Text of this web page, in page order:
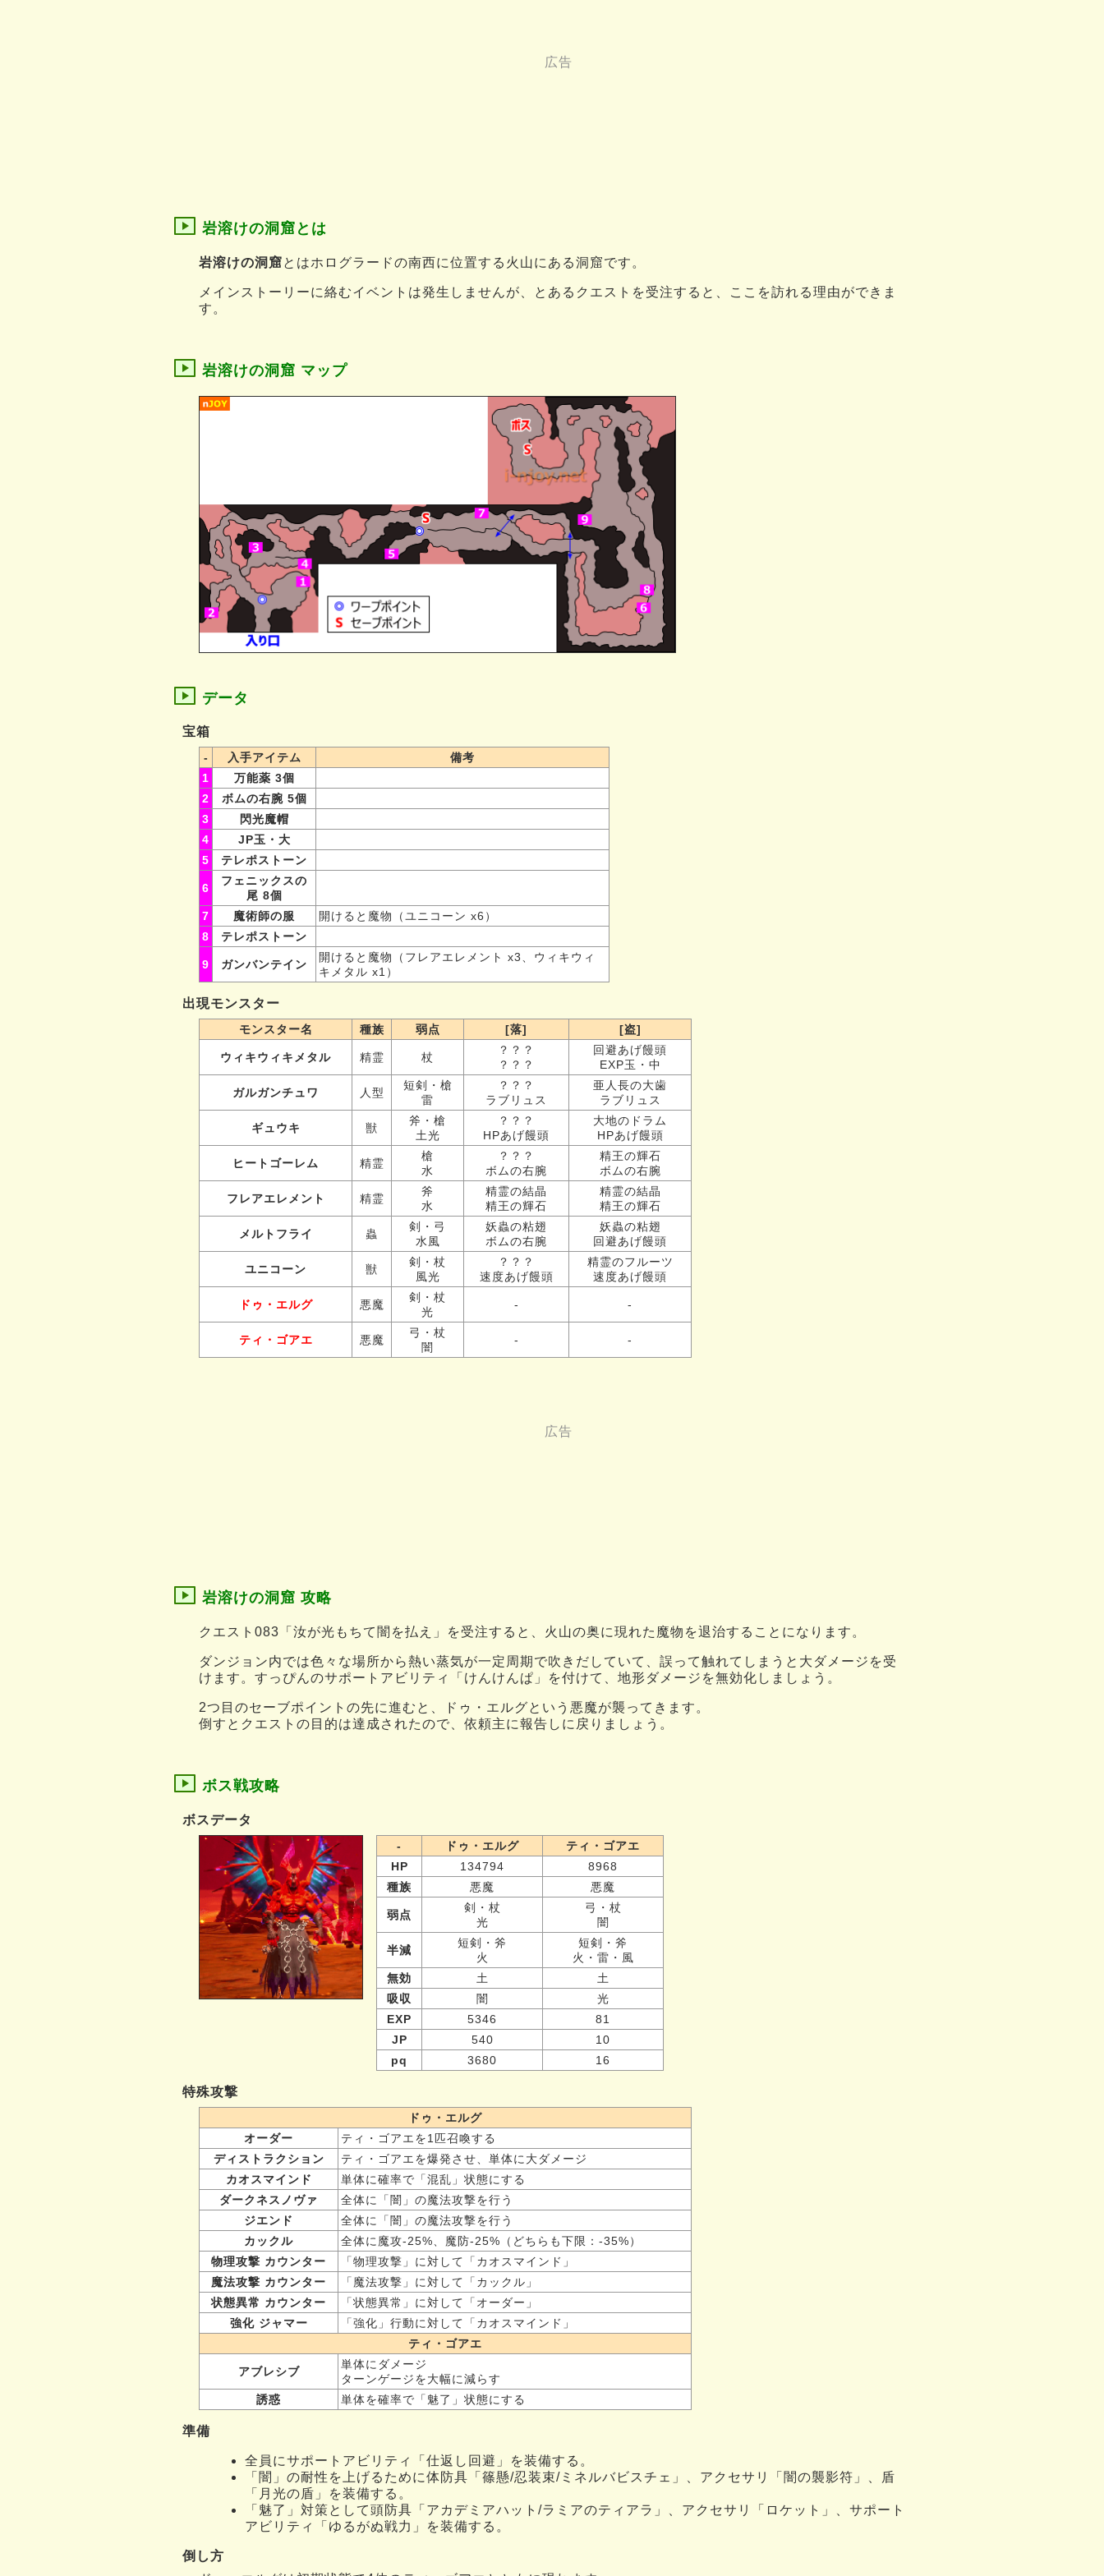
岩溶けの洞窟とは
岩溶けの洞窟とはホログラードの南西に位置する火山にある洞窟です。
メインストーリーに絡むイベントは発生しませんが、とあるクエストを受注すると、ここを訪れる理由ができま
す。
岩溶けの洞窟 マップ
データ
宝箱
- 入手アイテム
備考
1
万能薬 3個
2
ボムの右腕 5個
3
閃光魔帽
4
JP玉・大
5
テレポストーン
6
フェニックスの
尾 8個
7
魔術師の服
開けると魔物（ユニコーン x6）
8
テレポストーン
9 ガンバンテイン
開けると魔物（フレアエレメント x3、ウィキウィ
キメタル x1）
出現モンスター
モンスター名 種族 弱点 [落] [盗]
ウィキウィキメタル 精霊 杖
？？？
？？？
回避あげ饅頭
EXP玉・中
ガルガンチュワ 人型
短剣・槍
雷
？？？
ラブリュス
亜人長の大歯
ラブリュス
ギュウキ 獣
斧・槍
土光
？？？
HPあげ饅頭
大地のドラム
HPあげ饅頭
ヒートゴーレム 精霊
槍
水
？？？
ボムの右腕
精王の輝石
ボムの右腕
フレアエレメント 精霊
斧
水
精霊の結晶
精王の輝石
精霊の結晶
精王の輝石
メルトフライ 蟲
剣・弓
水風
妖蟲の粘翅
ボムの右腕
妖蟲の粘翅
回避あげ饅頭
ユニコーン 獣
剣・杖
風光
？？？
速度あげ饅頭
精霊のフルーツ
速度あげ饅頭
ドゥ・エルグ 悪魔
剣・杖
光
- -
ティ・ゴアエ 悪魔
弓・杖
闇
- -
岩溶けの洞窟 攻略
クエスト083「汝が光もちて闇を払え」を受注すると、火山の奥に現れた魔物を退治することになります。
ダンジョン内では色々な場所から熱い蒸気が一定周期で吹きだしていて、誤って触れてしまうと大ダメージを受
けます。すっぴんのサポートアビリティ「けんけんぱ」を付けて、地形ダメージを無効化しましょう。
2つ目のセーブポイントの先に進むと、ドゥ・エルグという悪魔が襲ってきます。
倒すとクエストの目的は達成されたので、依頼主に報告しに戻りましょう。
ボス戦攻略
ボスデータ
- ドゥ・エルグ
ティ・ゴアエ
HP
134794
8968
種族
悪魔 悪魔
弱点
剣・杖
光
弓・杖
闇
半減
短剣・斧
火
短剣・斧
火・雷・風
無効
土
土
吸収
闇
光
EXP
5346
81
JP
540
10
pq
3680 16
特殊攻撃
ドゥ・エルグ
オーダー
ティ・ゴアエを1匹召喚する
ディストラクション
ティ・ゴアエを爆発させ、単体に大ダメージ
カオスマインド
単体に確率で「混乱」状態にする
ダークネスノヴァ
全体に「闇」の魔法攻撃を行う
ジエンド
全体に「闇」の魔法攻撃を行う
カックル
全体に魔攻-25%、魔防-25%（どちらも下限：-35%）
物理攻撃 カウンター
「物理攻撃」に対して「カオスマインド」
魔法攻撃 カウンター
「魔法攻撃」に対して「カックル」
状態異常 カウンター
「状態異常」に対して「オーダー」
強化 ジャマー
「強化」行動に対して「カオスマインド」
ティ・ゴアエ
アブレシブ
単体にダメージ
ターンゲージを大幅に減らす
誘惑
単体を確率で「魅了」状態にする
準備
全員にサポートアビリティ「仕返し回避」を装備する。
「闇」の耐性を上げるために体防具「篠懸/忍装束/ミネルバビスチェ」、アクセサリ「闇の襲影符」、盾
「月光の盾」を装備する。
「魅了」対策として頭防具「アカデミアハット/ラミアのティアラ」、アクセサリ「ロケット」、サポート
アビリティ「ゆるがぬ戦力」を装備する。
倒し方